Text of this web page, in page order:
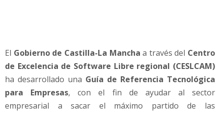
e
s
a
s
El Gobierno de Castilla-La Mancha a través del Centro
de Excelencia de Software Libre regional (CESLCAM)
ha desarrollado una Guía de Referencia Tecnológica
para Empresas, con el fin de ayudar al sector
empresarial a sacar el máximo partido de las